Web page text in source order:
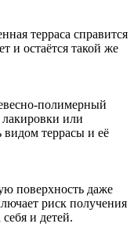
терраса справится
и остаётся такой же
полимерный
или
видом террасы и её
поверхность даже
риск получения
и детей.